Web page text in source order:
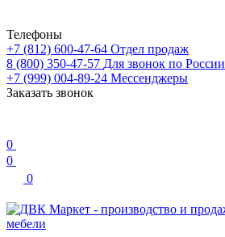
Телефоны
+7 (812) 600-47-64 Отдел продаж
8 (800) 350-47-57 Для звонок по России
+7 (999) 004-89-24 Мессенджеры
Заказать звонок
0
0
0